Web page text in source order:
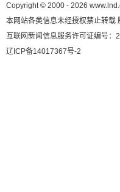
Copyright © 2000 - 2026
本网站各类信息未经授权禁止转
互联网新闻信息服务许可证编号：
辽ICP备14017367号-2